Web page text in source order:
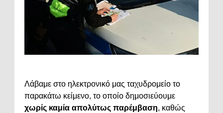
Λάβαμε στο ηλεκτρονικό μας ταχυδρομείο το
παρακάτω κείμενο, το οποίο δημοσιεύουμε
χωρίς καμία απολύτως παρέμβαση, καθώς